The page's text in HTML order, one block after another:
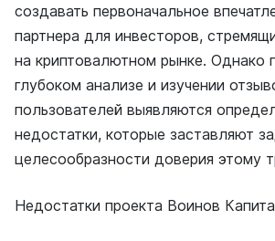
создавать первоначальное
партнера для инвесторов,
на криптовалютном рынке. Однако
глубоком анализе и изучении
пользователей выявляются
недостатки, которые заставляют
целесообразности доверия этому
Недостатки проекта Воинов